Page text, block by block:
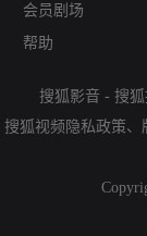
会员剧场
帮助
搜狐影音 - 搜
搜狐视频隐私政策、